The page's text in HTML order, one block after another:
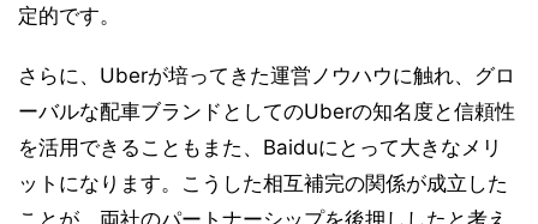
定的です。
さらに、Uberが培ってきた運営ノウハウに触れ、グロ
ーバルな配車ブランドとしてのUberの知名度と信頼性
を活用できることもまた、Baiduにとって大きなメリ
ットになります。こうした相互補完の関係が成立した